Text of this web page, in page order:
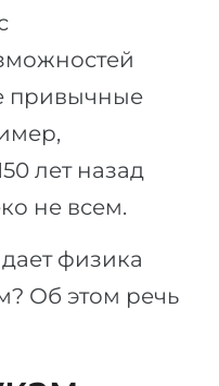
поступают
привычные
лет назад
не всем.
физика
Об этом речь